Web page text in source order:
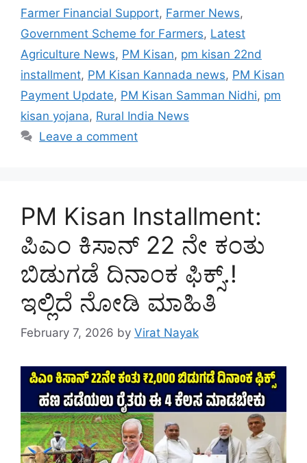
Farmer Financial Support, Farmer News,
Government Scheme for Farmers, Latest
Agriculture News, PM Kisan, pm kisan 22nd
installment, PM Kisan Kannada news, PM Kisan
Payment Update, PM Kisan Samman Nidhi, pm
kisan yojana, Rural India News
Leave a comment
PM Kisan Installment:
ಪಿಎಂ ಕಿಸಾನ್ 22 ನೇ ಕಂತು
ಬಿಡುಗಡೆ ದಿನಾಂಕ ಫಿಕ್ಸ್.!
ಇಲ್ಲಿದೆ ನೋಡಿ ಮಾಹಿತಿ
February 7, 2026 by Virat Nayak